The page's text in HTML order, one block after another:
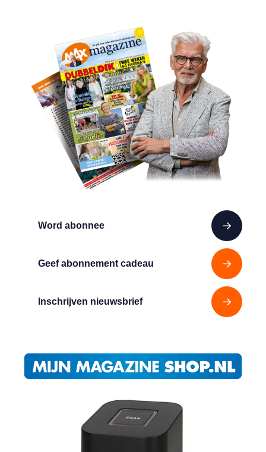
Word abonnee
Geef abonnement cadeau
Inschrijven nieuwsbrief